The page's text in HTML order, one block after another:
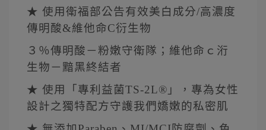
★ 使用衛福部公告有效美白成分/高濃度
傳明酸&維他命C衍生物
３％傳明酸－粉嫩守衛隊；維他命ｃ洐
生物－黯黑終結者
★ 使用「專利益菌TS-2L®」，專為女性
設計之獨特配方守護我們嬌嫩的私密肌